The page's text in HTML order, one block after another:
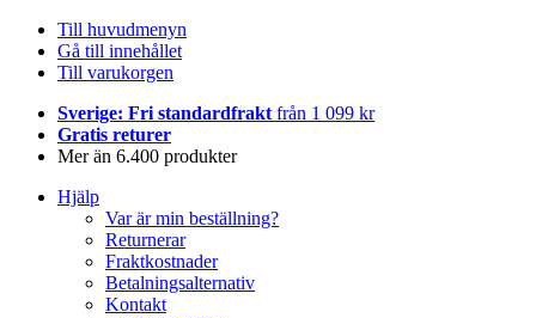
Till huvudmenyn
Gå till innehållet
Till varukorgen
Sverige: Fri standardfrakt från 1 099 kr
Gratis returer
Mer än 6.400 produkter
Hjälp
Var är min beställning?
Returnerar
Fraktkostnader
Betalningsalternativ
Kontakt